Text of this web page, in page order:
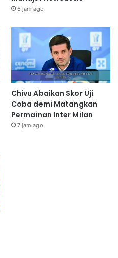
6 jam ago
Chivu Abaikan Skor Uji
Coba demi Matangkan
Permainan Inter Milan
7 jam ago